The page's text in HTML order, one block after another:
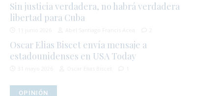
Sin justicia verdadera, no habrá verdadera
libertad para Cuba
Oscar Elias Biscet envía mensaje a
estadounidenses en USA Today
OPINIÓN